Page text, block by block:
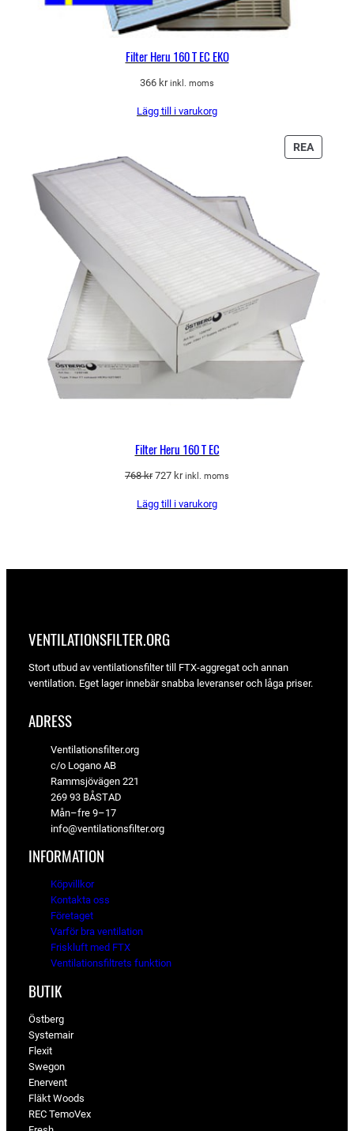
Filter Heru 160 T EC EKO
366 kr inkl. moms
Lägg till i varukorg
REA
PÅ
Filter Heru 160 T EC
768kr Det
priset
727 krDet
priset
inkl. moms
Lägg till i varukorg
VENTILATIONSFILTER­.ORG
Stort utbud av ventilationsfilter till FTX-aggregat och annan
ventilation. Eget lager innebär snabba leveranser och låga priser.
ADRESS
Ventilationsfilter.org
c/o Logano AB
Rammsjövägen 221
269 93 BÅSTAD
Mån–fre 9–17
info@ventilationsfilter.org
INFORMATION
Köpvillkor
Kontakta oss
Företaget
Varför bra ventilation
Friskluft med FTX
Ventilationsfiltrets funktion
BUTIK
Östberg
Systemair
Flexit
Swegon
Enervent
Fläkt Woods
REC TemoVex